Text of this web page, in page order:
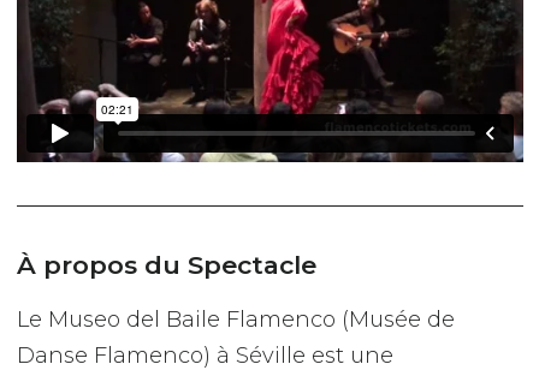
À propos du Spectacle
Le Museo del Baile Flamenco (Musée de
Danse Flamenco) à Séville est une